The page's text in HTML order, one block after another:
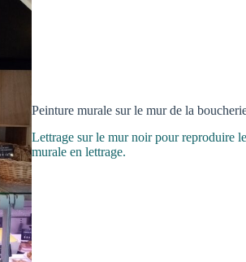
Peinture murale sur le mur de la
Lettrage sur le mur noir pour reproduire
murale en lettrage.